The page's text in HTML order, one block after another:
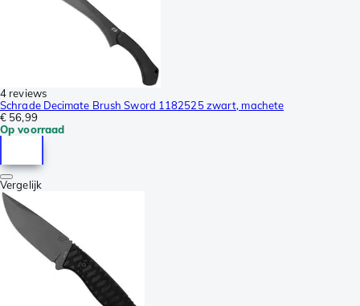
4 reviews
Schrade Decimate Brush Sword 1182525 zwart, machete
€ 56,99
Op voorraad
Vergelijk